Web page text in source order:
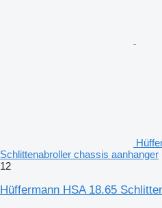
Schlittenabroller chassis aanhanger
12
Hüffermann HSA 18.65